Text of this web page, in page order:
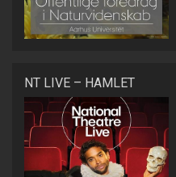
NT LIVE – HAMLET